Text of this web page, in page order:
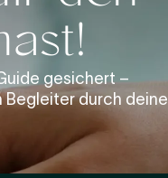
gesichert –
Begleiter durch deine